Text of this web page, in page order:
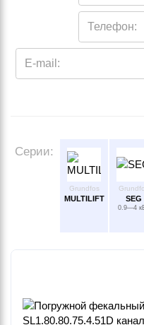
Телефон:
E-mail:
Серии:
Grundfos
MULTILIFT SEG
0.9—4